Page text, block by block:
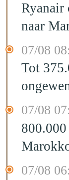
Ryanair
naar
07/08
Tot
07/08
07/08